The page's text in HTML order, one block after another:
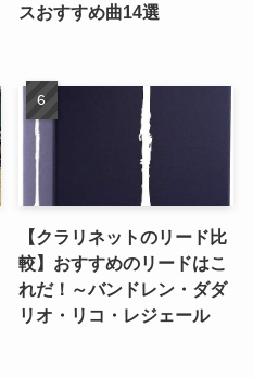
スおすすめ曲14選
【クラリネットのリード比
較】おすすめのリードはこ
れだ！～バンドレン・ダダ
リオ・リコ・レジェール